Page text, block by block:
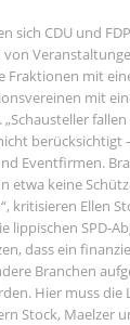
sich CDU und
von
Fraktionen mit
mit
berücksichtigt
Eventfirmen.
etwa keine
kritisieren Ellen
lippischen SPD-
dass ein
Branchen
Hier muss
Stock, Maelzer